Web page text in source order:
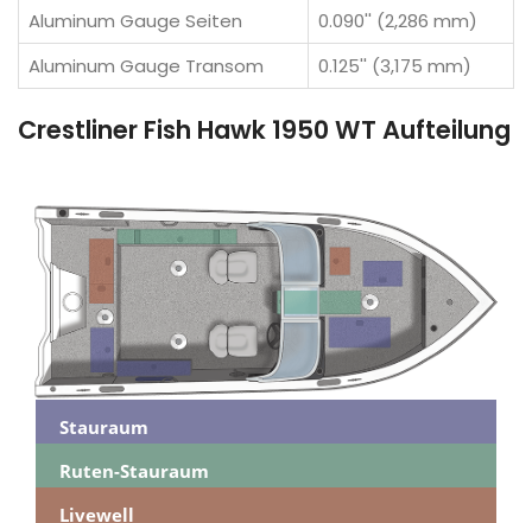
Aluminum Gauge Seiten
0.090'' (2,286 mm)
Aluminum Gauge Transom
0.125'' (3,175 mm)
Crestliner Fish Hawk 1950 WT Aufteilung
Stauraum
Ruten-Stauraum
Livewell